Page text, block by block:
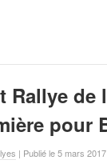
Rallye de
pour
| Publié le 5 mars 2017